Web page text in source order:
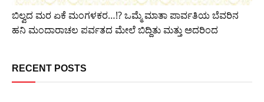
ಬಿಲ್ವದ ಮರ ಏಕೆ ಮಂಗಳಕರ…!? ಒಮ್ಮೆ ಮಾತಾ ಪಾರ್ವತಿಯ ಬೆವರಿನ
ಹನಿ ಮಂದಾರಾಚಲ ಪರ್ವತದ ಮೇಲೆ ಬಿದ್ದಿತು ಮತ್ತು ಅದರಿಂದ
RECENT POSTS